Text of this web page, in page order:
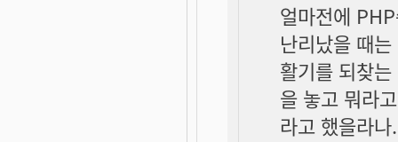
얼마전에
난리났을 때
활기를 되찾
을 놓고 뭐라
라고 했을라